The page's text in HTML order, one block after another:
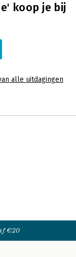
koop je bij
alle uitdagingen
€20